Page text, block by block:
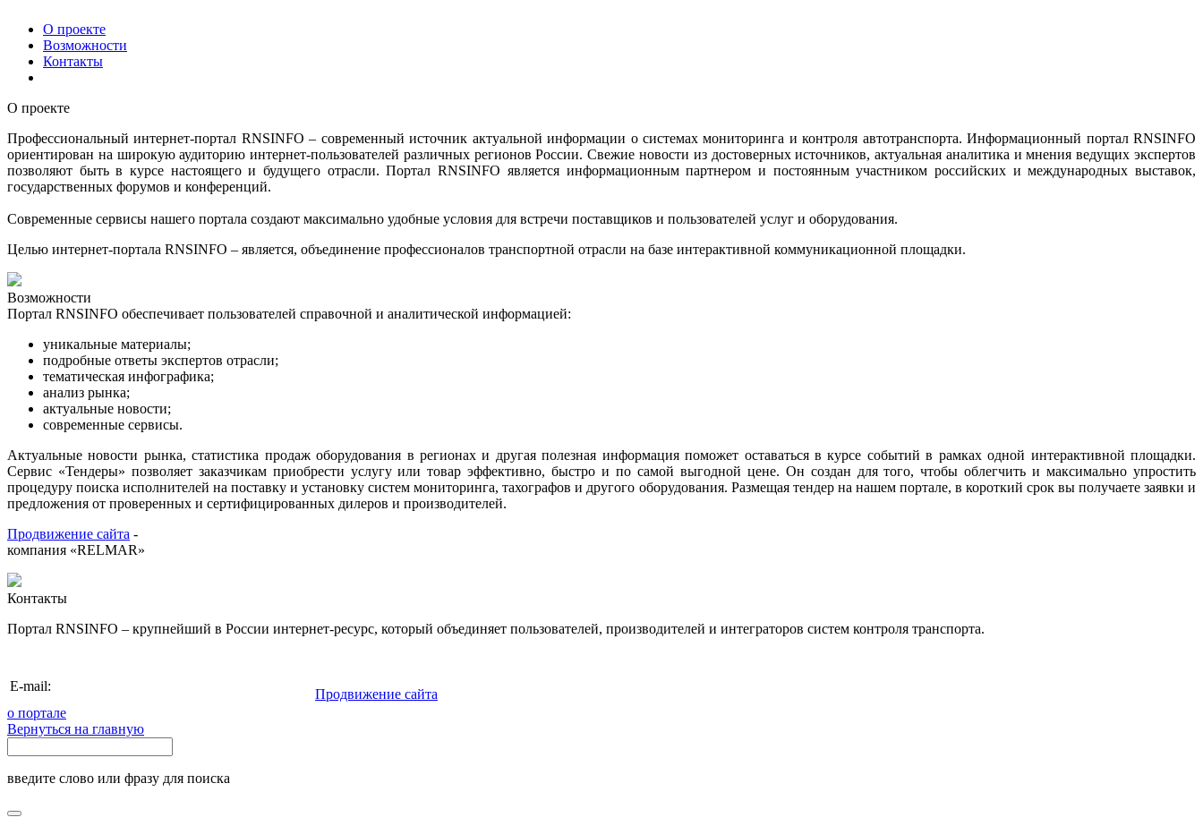
О проекте
Возможности
Контакты
О проекте
Профессиональный интернет-портал RNSINFO – современный источник актуальной информации о системах мониторинга и контроля автотранспорта. Информационный портал RNSINFO
ориентирован на широкую аудиторию интернет-пользователей различных регионов России. Свежие новости из достоверных источников, актуальная аналитика и мнения ведущих экспертов
позволяют быть в курсе настоящего и будущего отрасли. Портал RNSINFO является информационным партнером и постоянным участником российских и международных выставок,
государственных форумов и конференций.
Современные сервисы нашего портала создают максимально удобные условия для встречи поставщиков и пользователей услуг и оборудования.
Целью интернет-портала RNSINFO – является, объединение профессионалов транспортной отрасли на базе интерактивной коммуникационной площадки.
Возможности
Портал RNSINFO обеспечивает пользователей справочной и аналитической информацией:
уникальные материалы;
подробные ответы экспертов отрасли;
тематическая инфографика;
анализ рынка;
актуальные новости;
современные сервисы.
Актуальные новости рынка, статистика продаж оборудования в регионах и другая полезная информация поможет оставаться в курсе событий в рамках одной интерактивной площадки.
Сервис «Тендеры» позволяет заказчикам приобрести услугу или товар эффективно, быстро и по самой выгодной цене. Он создан для того, чтобы облегчить и максимально упростить
процедуру поиска исполнителей на поставку и установку систем мониторинга, тахографов и другого оборудования. Размещая тендер на нашем портале, в короткий срок вы получаете заявки и
предложения от проверенных и сертифицированных дилеров и производителей.
Продвижение сайта -
компания «RELMAR»
Контакты
Портал RNSINFO – крупнейший в России интернет-ресурс, который объединяет пользователей, производителей и интеграторов систем контроля транспорта.
E-mail:
Продвижение сайта
о портале
Вернуться на главную
введите слово или фразу для поиска